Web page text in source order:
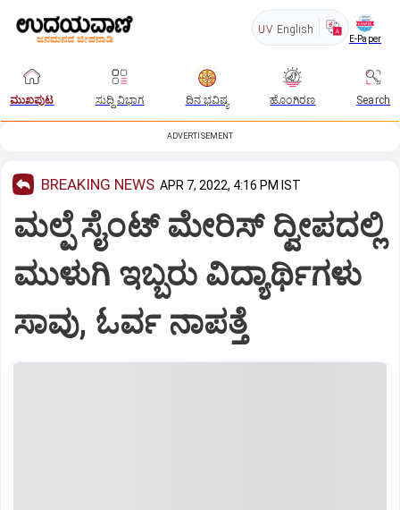
UV English
E-Paper
ಮುಖಪುಟ ಸುದ್ದಿ ವಿಭಾಗ ದಿನ ಭವಿಷ್ಯ ಹೊಂಗಿರಣ Search
ADVERTISEMENT
BREAKING NEWS APR 7, 2022, 4:16 PM IST
ಮಲ್ಪೆ ಸೈಂಟ್‌ ಮೇರಿಸ್‌ ದ್ವೀಪದಲ್ಲಿ
ಮುಳುಗಿ ಇಬ್ಬರು ವಿದ್ಯಾರ್ಥಿಗಳು
ಸಾವು, ಓರ್ವ ನಾಪತ್ತೆ